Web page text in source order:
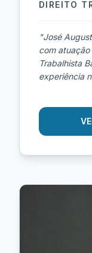
DIREITO
"José
com
Trabalhista
experiência
condução
envolvendo
trajetória na
rescisórias
categoria
proporciona